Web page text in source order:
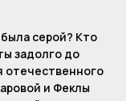
серой? Кто
задолго до
отечественного
и Феклы